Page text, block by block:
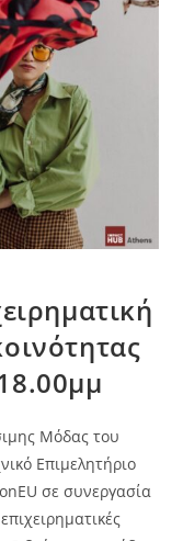
Μόδας του
Επιμελητήριο
σε συνεργασία